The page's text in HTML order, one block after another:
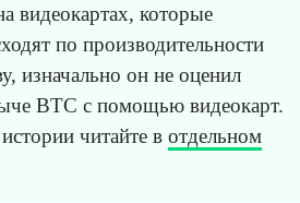
видеокартах, которые
по производительности
изначально он не оценил
BTC с помощью видеокарт.
читайте в отдельном